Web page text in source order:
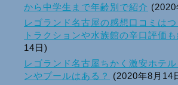
から中学生まで年齢別で紹介
レゴランド名古屋の感想口コミは
トラクションや水族館の辛口評価も
14日)
レゴランド名古屋ちかく激安ホテ
ンやプールはある？
(2020年8月14